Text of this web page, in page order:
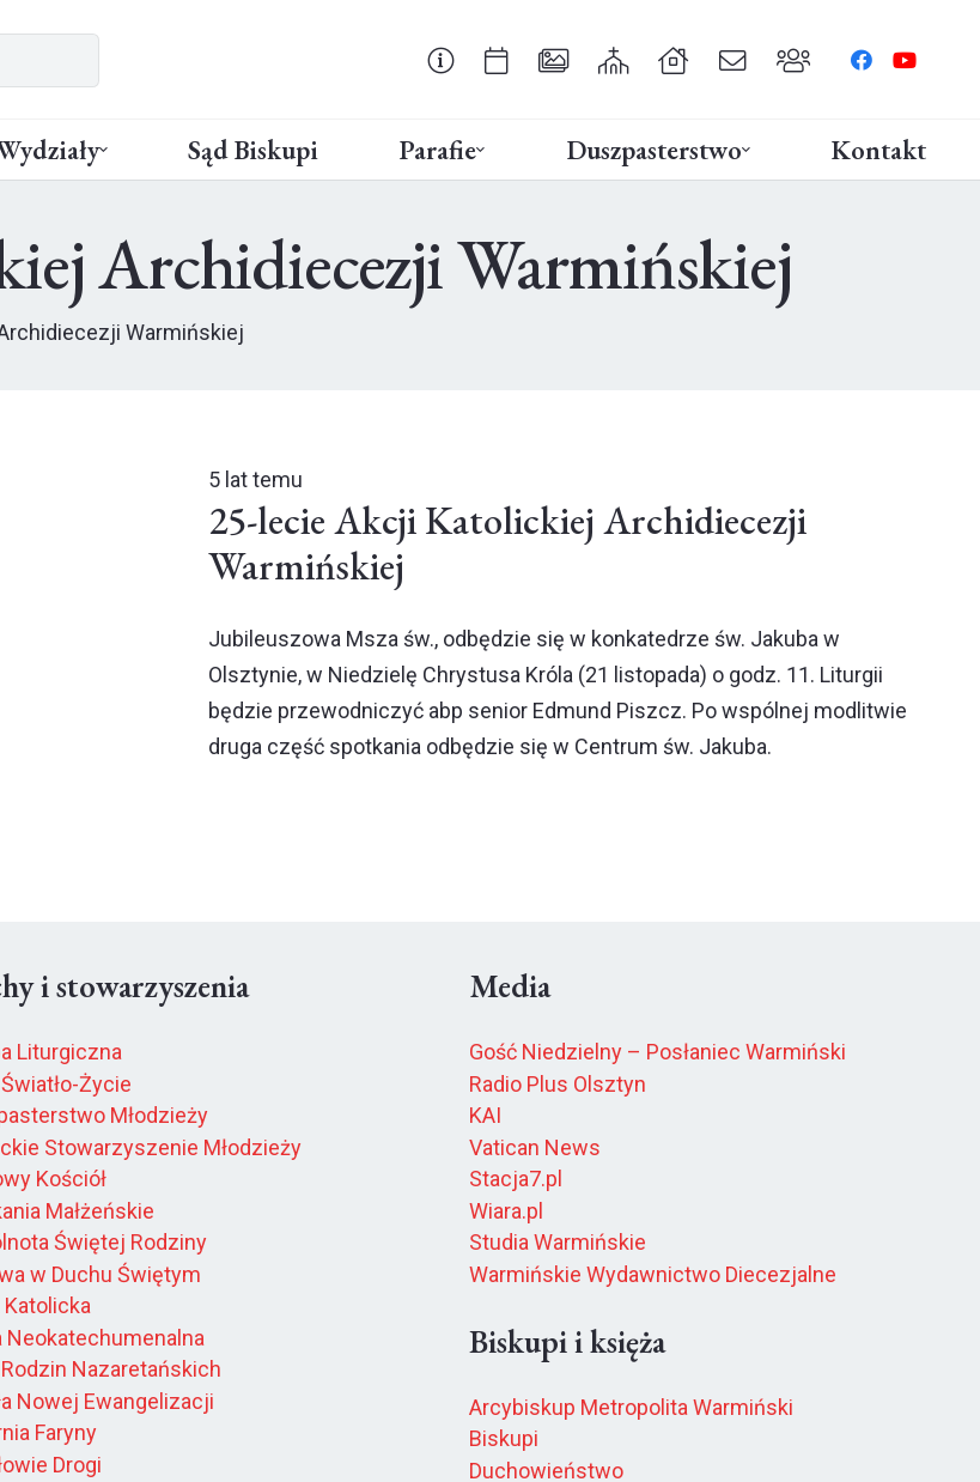
Sąd Biskupi Parafie Duszpasterstwo Kontakt
Archidiecezji Warmińskiej
Warmińskiej
5 lat temu
25-lecie Akcji Katolickiej Archidiecezji
Warmińskiej
Jubileuszowa Msza św., odbędzie się w konkatedrze św. Jakuba w
Olsztynie, w Niedzielę Chrystusa Króla (21 listopada) o godz. 11. Liturgii
będzie przewodniczyć abp senior Edmund Piszcz. Po wspólnej modlitwie
druga część spotkania odbędzie się w Centrum św. Jakuba.
i stowarzyszenia
Liturgiczna
Życie
Młodzieży
Stowarzyszenie Młodzieży
Kościół
Małżeńskie
Świętej Rodziny
w Duchu Świętym
Neokatechumenalna
Nazaretańskich
Nowej Ewangelizacji
Faryny
Drogi
Media
Gość Niedzielny – Posłaniec Warmiński
Radio Plus Olsztyn
KAI
Vatican News
Stacja7.pl
Wiara.pl
Studia Warmińskie
Warmińskie Wydawnictwo Diecezjalne
Biskupi i księża
Arcybiskup Metropolita Warmiński
Biskupi
Duchowieństwo